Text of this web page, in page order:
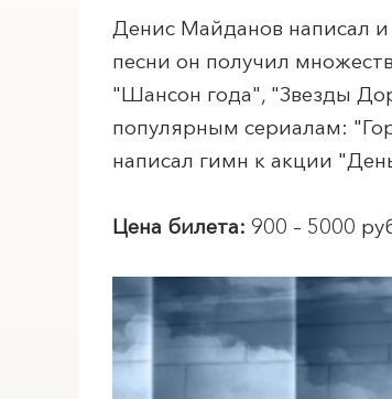
ПОИСК ПО
Денис Майданов написал
песни он получил
"Шансон года", "Звезды
популярным сериалам:
написал гимн к акции
Цена билета: 900 – 5000